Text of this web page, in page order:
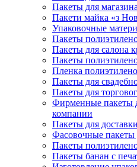
Пакеты для
Пакети майка «з
Упаковочные
Пакеты
Пакеты для салона
Пакеты
Пленка
Пакеты для
Пакеты для
Фирменные пакеты
компании
Пакеты для
Фасовочные пакеты
Пакеты
Пакеты банан с